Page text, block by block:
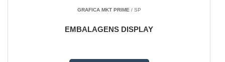
GRAFICA MKT PRIME/ SP
EMBALAGENS DISPLAY